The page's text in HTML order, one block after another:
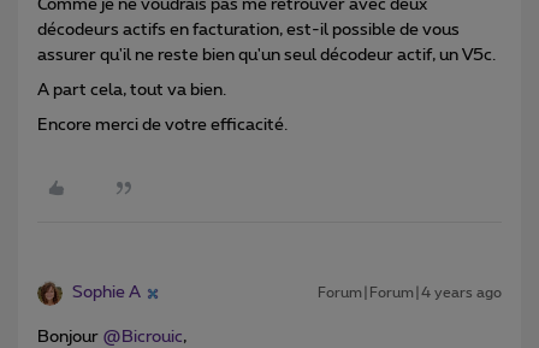
Comme je ne voudrais pas me retrouver avec deux
décodeurs actifs en facturation, est-il possible de vous
assurer qu'il ne reste bien qu'un seul décodeur actif, un V5c.
A part cela, tout va bien.
Encore merci de votre efficacité.
Sophie A Forum|Forum|4 years ago
Bonjour @Bicrouic,